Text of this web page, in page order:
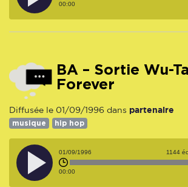
00:00
BA – Sortie Wu-Tang
Forever
Diffusée le 01/09/1996 dans partenaire
musique hip hop
01/09/1996 1144
00:00